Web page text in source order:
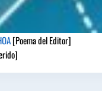
[Poema del Editor]